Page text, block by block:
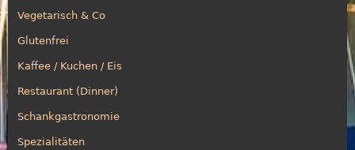
Vegetarisch & Co
Glutenfrei
Kaffee / Kuchen / Eis
Restaurant (Dinner)
Schankgastronomie
Spezialitäten